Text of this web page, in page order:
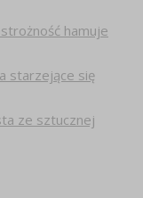
hamuje
starzejące się
ze sztucznej